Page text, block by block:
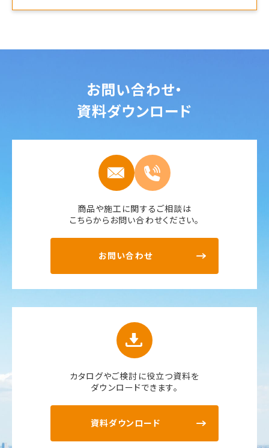
お問い合わせ・
資料ダウンロード
商品や施工に関するご相談は
こちらからお問い合わせください。
お問い合わせ
カタログやご検討に役立つ資料を
ダウンロードできます。
資料ダウンロード